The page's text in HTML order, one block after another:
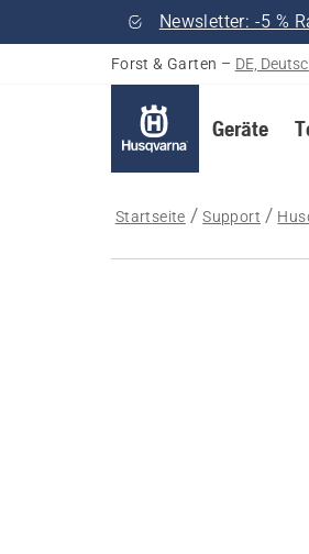
Newsletter: -5 %
Forst & Garten – DE,
Geräte
Startseite Support